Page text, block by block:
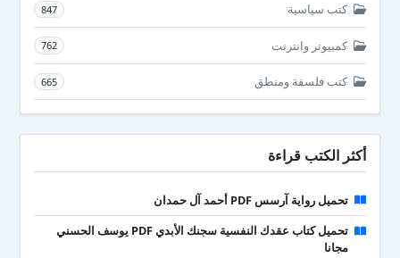
كتب سياسية 847
كمبيوتر وانترنت 762
كتب فلسفة ومنطق 665
أكثر الكتب قراءة
تحميل رواية آرسس PDF أحمد آل حمدان
تحميل كتاب عقدك النفسية سجنك الأبدي PDF يوسف الحسني
مجانا